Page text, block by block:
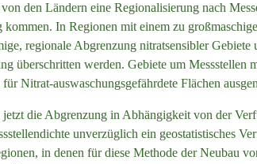
den Ländern eine Regionalisierung nach
In Regionen mit einem zu
regionale Abgrenzung nitratsensibler Gebiete
überschritten werden. Gebiete um Messstellen
Nitrat-auswaschungsgefährdete Flächen
jetzt die Abgrenzung in Abhängigkeit von der
unverzüglich ein geostatistisches
in denen für diese Methode der Neubau